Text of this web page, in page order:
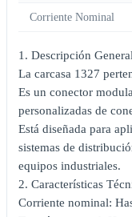
Corriente Nominal
1. Descripción General
La carcasa 1327
Es un conector
personalizadas de
Está diseñada para
sistemas de
equipos industriales.
2. Características
Corriente nominal: